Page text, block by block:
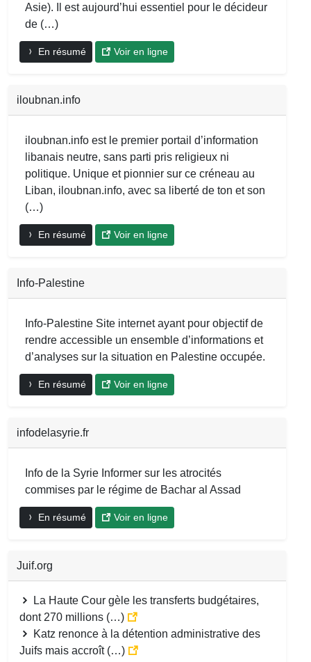
Asie). Il est aujourd’hui essentiel pour le décideur
de (…)
En résumé Voir en ligne
iloubnan.info
iloubnan.info est le premier portail d’information
libanais neutre, sans parti pris religieux ni
politique. Unique et pionnier sur ce créneau au
Liban, iloubnan.info, avec sa liberté de ton et son
(…)
En résumé Voir en ligne
Info-Palestine
Info-Palestine Site internet ayant pour objectif de
rendre accessible un ensemble d’informations et
d’analyses sur la situation en Palestine occupée.
En résumé Voir en ligne
infodelasyrie.fr
Info de la Syrie Informer sur les atrocités
commises par le régime de Bachar al Assad
En résumé Voir en ligne
Juif.org
La Haute Cour gèle les transferts budgétaires,
dont 270 millions (…)
Katz renonce à la détention administrative des
Juifs mais accroît (…)